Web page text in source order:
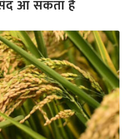
आ सकता हैं